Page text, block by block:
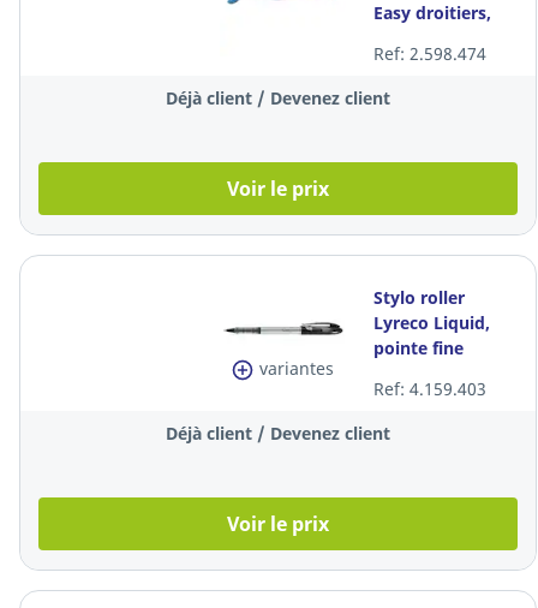
Easy droitiers,
corps bleu
Ref: 2.598.474
Déjà client / Devenez client
Voir le prix
variantes
Stylo roller
Lyreco Liquid,
pointe fine
liquide noire
Ref: 4.159.403
Déjà client / Devenez client
Voir le prix